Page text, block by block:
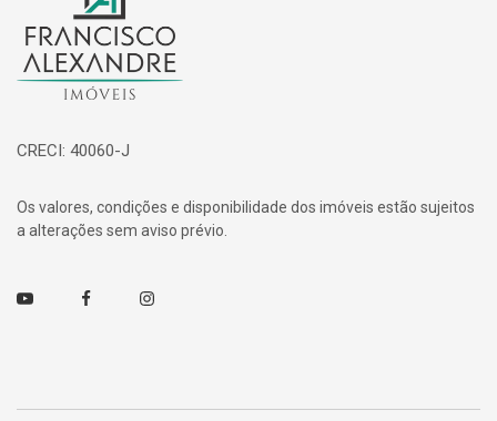
CRECI: 40060-J
Os valores, condições e disponibilidade dos imóveis estão sujeitos
a alterações sem aviso prévio.
Youtube FacebookInstagram